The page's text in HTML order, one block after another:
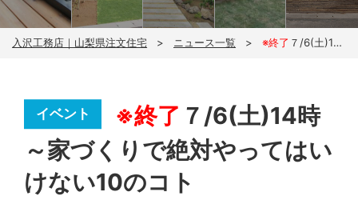
入沢工務店｜山梨県注文住宅 ニュース一覧 ※終了 ７/6(土)14時～家づくりで絶対やってはいけない10のコト
※終了 ７/6(土)14時
～家づくりで絶対やってはい
けない10のコト